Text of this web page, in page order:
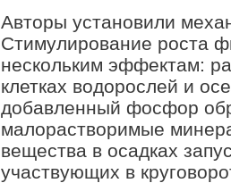
Авторы установили
Стимулирование роста
нескольким эффектам:
клетках водорослей и
добавленный фосфор
малорастворимые
вещества в осадках
участвующих в